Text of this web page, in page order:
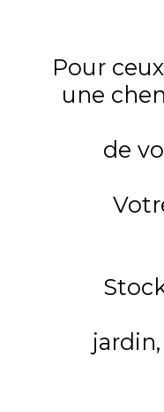
Pour
une
de
Votre
jardin,